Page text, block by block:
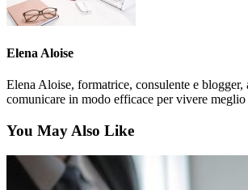
Elena Aloise
Elena Aloise, formatrice, consulente e blogger,
comunicare in modo efficace per vivere meglio
You May Also Like